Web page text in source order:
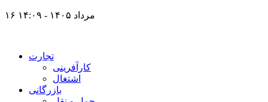
۱۶ مرداد ۱۴۰۵ - ۱۴:۰۹
تجارت
کارآفرینی
اشتغال
بازرگانی